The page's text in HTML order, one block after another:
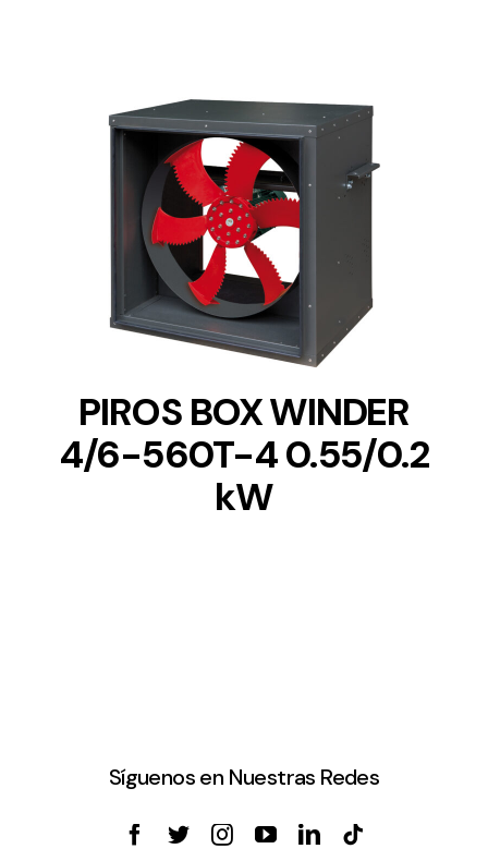
DETAILS
PIROS BOX WINDER
4/6-560T-4 0.55/0.2
kW
Síguenos en Nuestras Redes